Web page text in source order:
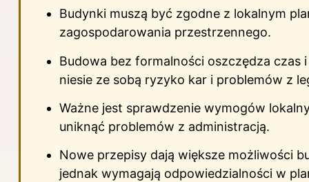
Budynki muszą być zgodne z lokalnym
zagospodarowania przestrzennego.
Budowa bez formalności oszczędza czas
niesie ze sobą ryzyko kar i problemów z
Ważne jest sprawdzenie wymogów
uniknąć problemów z administracją.
Nowe przepisy dają większe możliwości
jednak wymagają odpowiedzialności w